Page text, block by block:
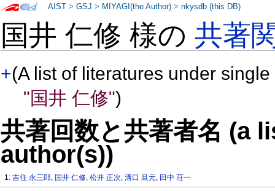
国井 仁修 様の共著
+(A list of literatures under
"国井 仁修")
共著回数と共著者名 (a
author(s))
1:吉住 永三郎, 国井 仁修,松井 正次,溝口 旦元, 田中 荘一
AIST >GSJ > MIYAGI(the Author) >nkysdb (this DB)